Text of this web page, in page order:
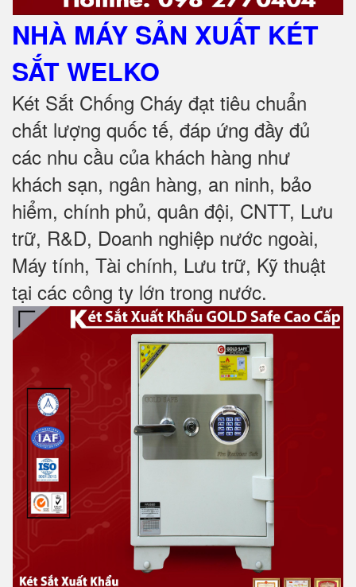
NHÀ MÁY SẢN XUẤT KÉT
SẮTWELKO
Két Sắt Chống Cháy đạt tiêu chuẩn
chất lượng quốc tế, đáp ứng đầy đủ
các nhu cầu của khách hàng như
khách sạn, ngân hàng, an ninh, bảo
hiểm, chính phủ, quân đội, CNTT, Lưu
trữ, R&D, Doanh nghiệp nước ngoài,
Máy tính, Tài chính, Lưu trữ, Kỹ thuật
tại các công ty lớn trong nước.